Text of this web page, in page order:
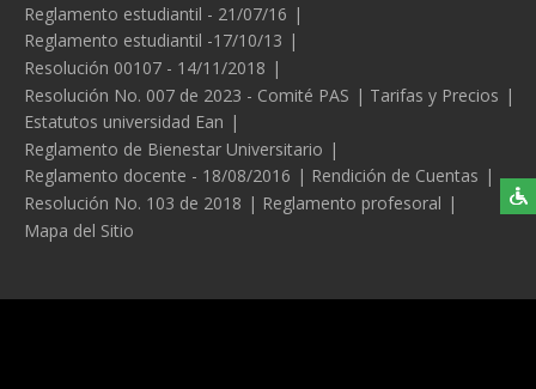
Reglamento estudiantil - 21/07/16
Reglamento estudiantil -17/10/13
Resolución 00107 - 14/11/2018
Resolución No. 007 de 2023 - Comité PAS
Tarifas y Precios
Estatutos universidad Ean
Reglamento de Bienestar Universitario
Reglamento docente - 18/08/2016
Rendición de Cuentas
Resolución No. 103 de 2018
Reglamento profesoral
Mapa del Sitio